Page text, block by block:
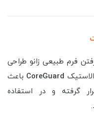
فرم طبیعی زانو طراحی
CoreGuard باعث
گرفته و در استفاده